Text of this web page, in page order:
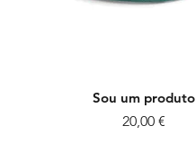
Sou um produto
Preço
20,00 €